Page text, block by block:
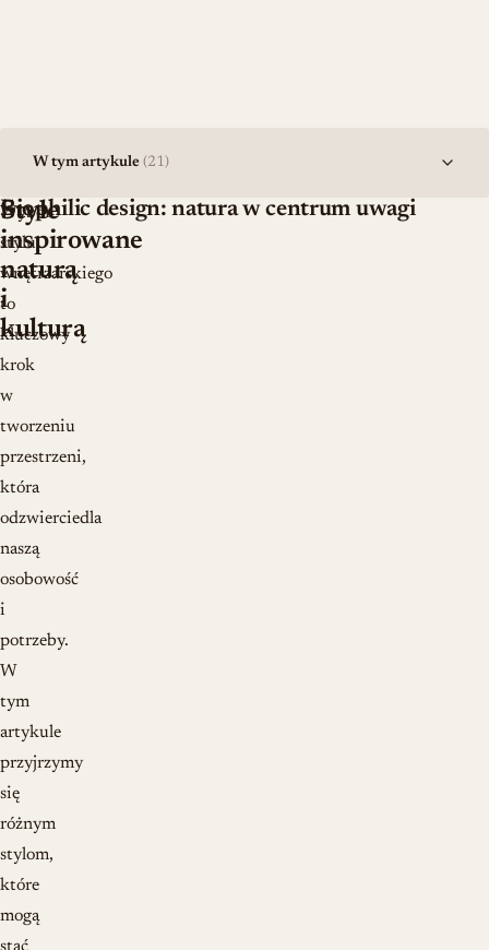
W tym artykule (21)
Wybór
stylu
wnętrzarskiego
to
kluczowy
krok
w
tworzeniu
przestrzeni,
która
odzwierciedla
naszą
osobowość
i
potrzeby.
W
tym
artykule
przyjrzymy
się
różnym
stylom,
które
mogą
Style
inspirowane
naturą
i
kulturą
Biophilic design: natura w centrum uwagi